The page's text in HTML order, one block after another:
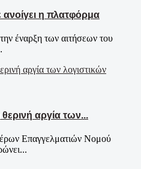
η πλατφόρμα
έναρξη των αιτήσεων του
αργία των...
Επαγγελματιών Νομού